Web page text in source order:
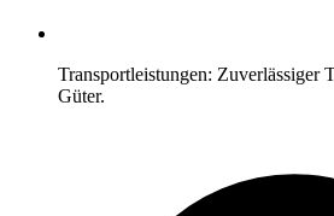
Transportleistungen: Zuverlässiger
Güter.